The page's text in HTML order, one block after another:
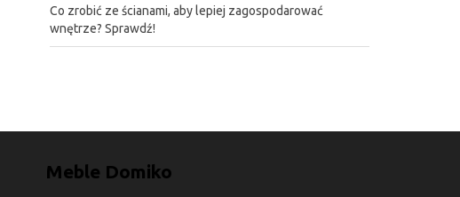
Co zrobić ze ścianami, aby lepiej zagospodarować
wnętrze? Sprawdź!
Meble Domiko